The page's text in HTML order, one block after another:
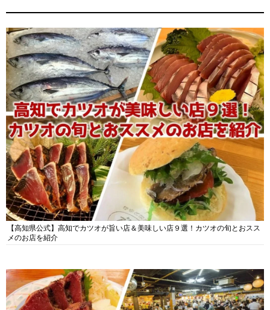
【高知県公式】高知でカツオが旨い店＆美味しい店９選！カツオの旬とおスス
メのお店を紹介